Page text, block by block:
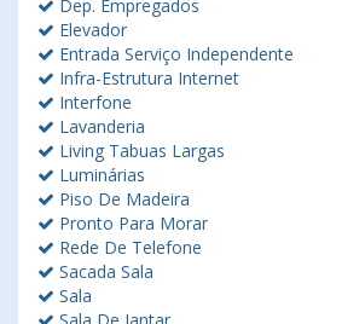
Dep. Empregados
Elevador
Entrada Serviço Independente
Infra-Estrutura Internet
Interfone
Lavanderia
Living Tabuas Largas
Luminárias
Piso De Madeira
Pronto Para Morar
Rede De Telefone
Sacada Sala
Sala